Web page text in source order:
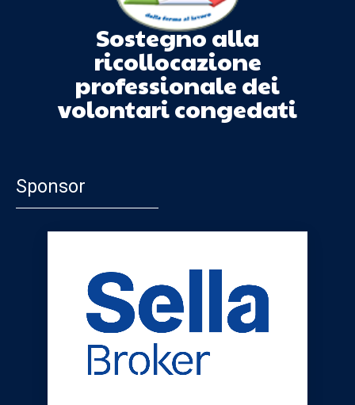
Sostegno alla
ricollocazione
professionale dei
volontari congedati
Sponsor